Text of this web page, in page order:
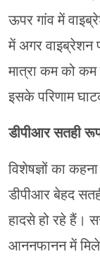
ऊपर गांव में
में अगर वाइब्रेशन
मात्रा कम को
इसके परिणाम
डीपीआर सतही
विशेषज्ञों का
डीपीआर बेहद
हादसे हो रहे हैं।
आननफानन में मिले